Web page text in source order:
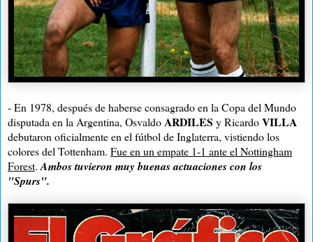
- En 1978, después de haberse consagrado en la Copa del Mundo
disputada en la Argentina, OsvaldoARDILES y RicardoVILLA
debutaron oficialmente en el fútbol de Inglaterra, vistiendo los
colores del Tottenham. Fue en un empate 1-1 ante el Nottingham
Forest. Ambos tuvieron muy buenas actuaciones con los
"Spurs".